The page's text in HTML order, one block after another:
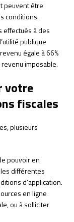
peuvent être
conditions.
effectués à des
publique
égale à 66%
imposable.
votre
fiscales
plusieurs
pouvoir en
différentes
d’application.
en ligne
ou à solliciter